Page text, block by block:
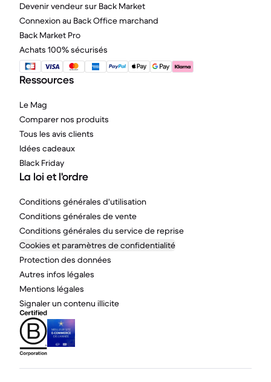
Devenir vendeur sur Back Market
Connexion au Back Office marchand
Back Market Pro
Achats 100% sécurisés
Ressources
Le Mag
Comparer nos produits
Tous les avis clients
Idées cadeaux
Black Friday
La loi et l'ordre
Conditions générales d'utilisation
Conditions générales de vente
Conditions générales du service de reprise
Cookies et paramètres de confidentialité
Protection des données
Autres infos légales
Mentions légales
Signaler un contenu illicite